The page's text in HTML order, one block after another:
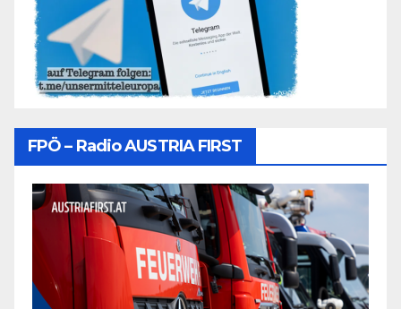
FPÖ – Radio AUSTRIA FIRST